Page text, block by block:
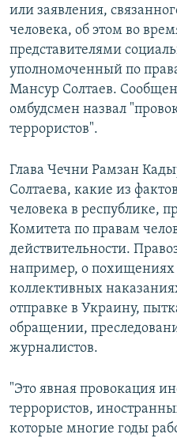
или заявления,
человека, об этом во
представителями
уполномоченный по
Мансур Солтаев.
омбудсмен назвал
террористов".
Глава Чечни Рамзан
Солтаева, какие из
человека в республике,
Комитета по правам
действительности.
например, о
коллективных
отправке в Украину,
обращении,
журналистов.
"Это явная провокация
террористов,
которые многие годы